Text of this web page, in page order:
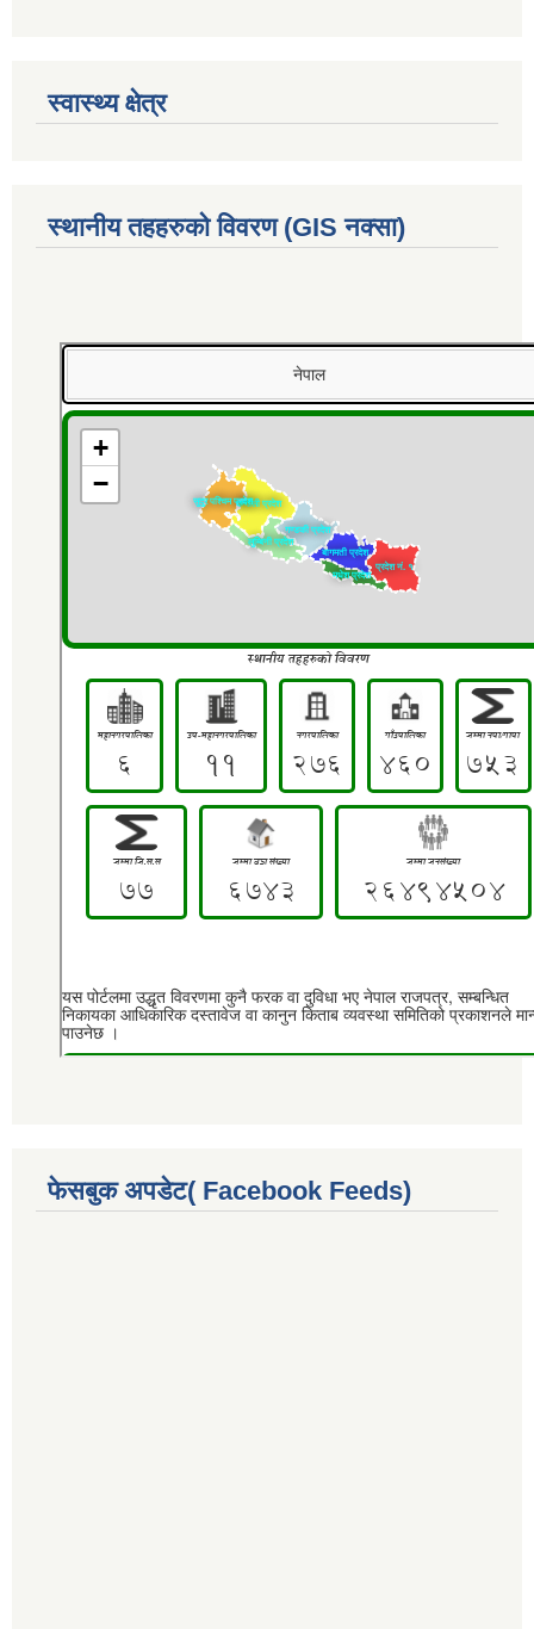
स्वास्थ्य क्षेत्र
स्थानीय तहहरुको विवरण (GIS नक्सा)
फेसबुक अपडेट( Facebook Feeds)